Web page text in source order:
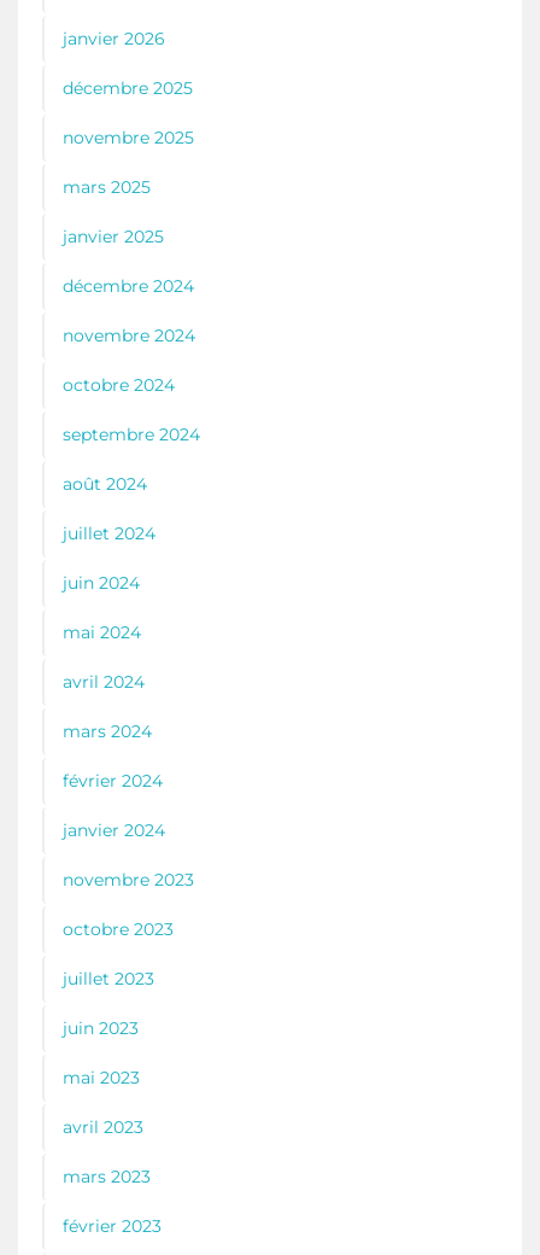
janvier 2026
décembre 2025
novembre 2025
mars 2025
janvier 2025
décembre 2024
novembre 2024
octobre 2024
septembre 2024
août 2024
juillet 2024
juin 2024
mai 2024
avril 2024
mars 2024
février 2024
janvier 2024
novembre 2023
octobre 2023
juillet 2023
juin 2023
mai 2023
avril 2023
mars 2023
février 2023